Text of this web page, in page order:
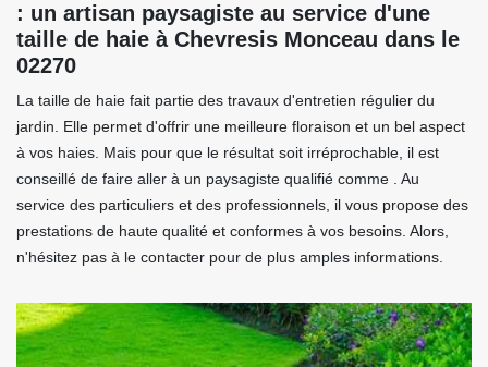
: un artisan paysagiste au service d'une
taille de haie à Chevresis Monceau dans le
02270
La taille de haie fait partie des travaux d'entretien régulier du
jardin. Elle permet d'offrir une meilleure floraison et un bel aspect
à vos haies. Mais pour que le résultat soit irréprochable, il est
conseillé de faire aller à un paysagiste qualifié comme . Au
service des particuliers et des professionnels, il vous propose des
prestations de haute qualité et conformes à vos besoins. Alors,
n'hésitez pas à le contacter pour de plus amples informations.